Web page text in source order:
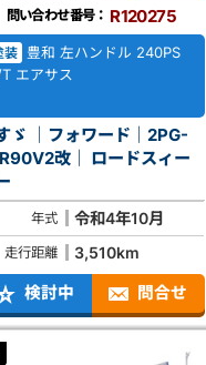
問い合わせ番号： R120275
装
豊和 左ハンドル 240PS
エアサス
ゞ ｜フォワード｜2PG-
改｜ ロードスィー
年式 令和4年10月
走行距離 3,510km
検討中 問合せ